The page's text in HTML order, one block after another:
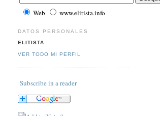
Web www.elitista.info
DATOS PERSONALES
ELITISTA
VER TODO MI PERFIL
Subscribe in a reader